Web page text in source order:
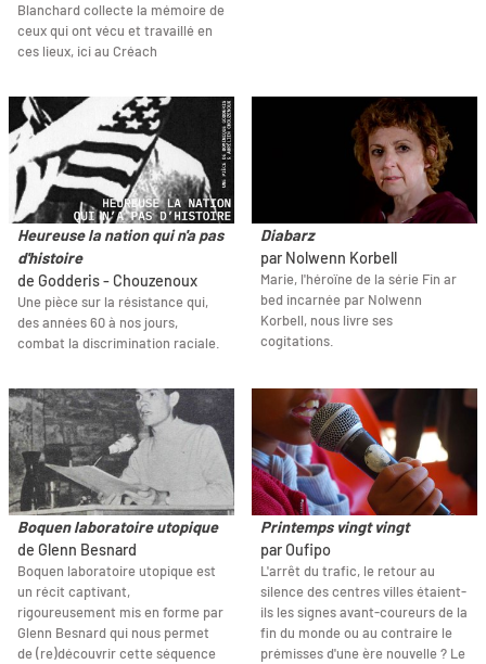
Blanchard collecte la mémoire de
ceux qui ont vécu et travaillé en
ces lieux, ici au Créach
Heureuse la nation qui n'a pas
d'histoire
de Godderis - Chouzenoux
Une pièce sur la résistance qui,
des années 60 à nos jours,
combat la discrimination raciale.
Diabarz
par Nolwenn Korbell
Marie, l'héroïne de la série Fin ar
bed incarnée par Nolwenn
Korbell, nous livre ses
cogitations.
Boquen laboratoire utopique
de Glenn Besnard
Boquen laboratoire utopique est
un récit captivant,
rigoureusement mis en forme par
Glenn Besnard qui nous permet
de (re)découvrir cette séquence
Printemps vingt vingt
par Oufipo
L'arrêt du trafic, le retour au
silence des centres villes étaient-
ils les signes avant-coureurs de la
fin du monde ou au contraire le
prémisses d'une ère nouvelle ? Le